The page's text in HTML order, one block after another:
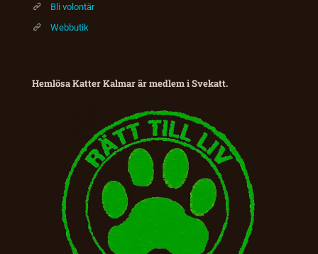
Bli volontär
Webbutik
Hemlösa Katter Kalmar är medlem i Svekatt.